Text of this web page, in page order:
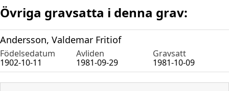
Övriga gravsatta i denna grav:
Andersson, Valdemar Fritiof
Födelsedatum Avliden
Gravsatt
1902-10-11
1981-09-29 1981-10-09